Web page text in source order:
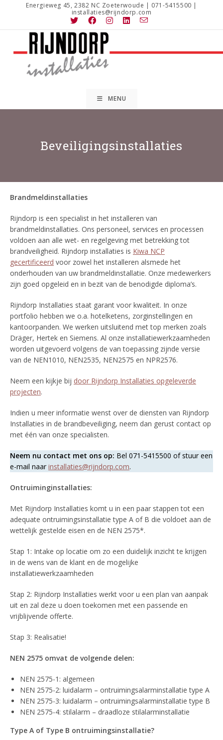
Energieweg 45, 2382 NC Zoeterwoude | 071-5415500 |
installaties@rijndorp.com
MENU
Beveiligingsinstallaties
Brandmeldinstallaties
Rijndorp is een specialist in het installeren van
brandmeldinstallaties. Ons personeel, services en processen
voldoen aan alle wet- en regelgeving met betrekking tot
brandveiligheid. Rijndorp installaties is Kiwa NCP
gecertificeerd voor zowel het installeren alsmede het
onderhouden van uw brandmeldinstallatie. Onze medewerkers
zijn goed opgeleid en in bezit van de benodigde diploma’s.
Rijndorp Installaties staat garant voor kwaliteit. In onze
portfolio hebben we o.a. hotelketens, zorginstellingen en
kantoorpanden. We werken uitsluitend met top merken zoals
Dräger, Hertek en Siemens. Al onze installatiewerkzaamheden
worden uitgevoerd volgens de van toepassing zijnde versie
van de NEN1010, NEN2535, NEN2575 en NPR2576.
Neem een kijkje bij door Rijndorp Installaties opgeleverde
projecten.
Indien u meer informatie wenst over de diensten van Rijndorp
Installaties in de brandbeveiliging, neem dan gerust contact op
met één van onze specialisten.
Neem nu contact met ons op: Bel 071-5415500 of stuur een
e-mail naar installaties@rijndorp.com.
Ontruiminginstallaties:
Met Rijndorp Installaties komt u in een paar stappen tot een
adequate ontruimingsinstallatie type A of B die voldoet aan de
wettelijk gestelde eisen en de NEN 2575*.
Stap 1: Intake op locatie om zo een duidelijk inzicht te krijgen
in de wens van de klant en de mogelijke
installatiewerkzaamheden
Stap 2: Rijndorp Installaties werkt voor u een plan van aanpak
uit en zal deze u doen toekomen met een passende en
vrijblijvende offerte.
Stap 3: Realisatie!
NEN 2575 omvat de volgende delen:
NEN 2575-1: algemeen
NEN 2575-2: luidalarm – ontruimingsalarminstallatie type A
NEN 2575-3: luidalarm – ontruimingsalarminstallatie type B
NEN 2575-4: stilalarm – draadloze stilalarminstallatie
Type A of Type B ontruimingsinstallatie?